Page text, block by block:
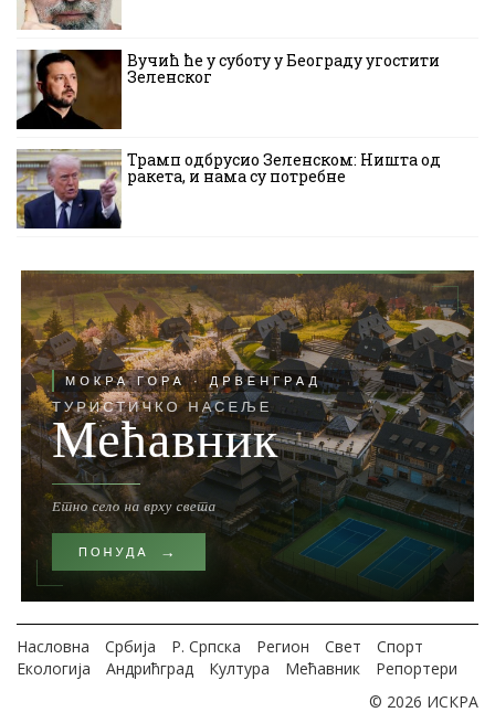
Вучић ће у суботу у Београду угостити
Зеленског
Трамп одбрусио Зеленском: Ништа од
ракета, и нама су потребне
Насловна Србија Р. Српска Регион Свет
Спорт
Екологија
Андрићград Култура Мећавник
Репортери
© 2026 ИСКРА